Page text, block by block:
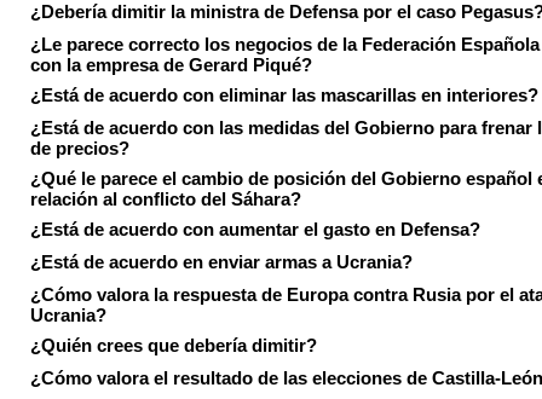
¿Debería dimitir la ministra de Defensa por el caso
¿Le parece correcto los negocios de la Federación
con la empresa de Gerard Piqué?
¿Está de acuerdo con eliminar las mascarillas en interiores?
¿Está de acuerdo con las medidas del Gobierno para frenar
de precios?
¿Qué le parece el cambio de posición del Gobierno español
relación al conflicto del Sáhara?
¿Está de acuerdo con aumentar el gasto en Defensa?
¿Está de acuerdo en enviar armas a Ucrania?
¿Cómo valora la respuesta de Europa contra Rusia por el
Ucrania?
¿Quién crees que debería dimitir?
¿Cómo valora el resultado de las elecciones de Castilla-